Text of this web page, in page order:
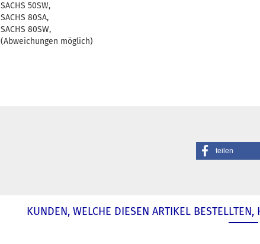
SACHS 50SW,
SACHS 80SA,
SACHS 80SW,
(Abweichungen möglich)
teilen
KUNDEN, WELCHE DIESEN ARTIKEL